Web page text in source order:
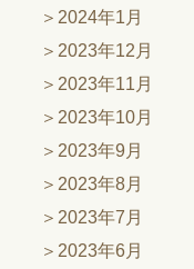
2024年1月
2023年12月
2023年11月
2023年10月
2023年9月
2023年8月
2023年7月
2023年6月